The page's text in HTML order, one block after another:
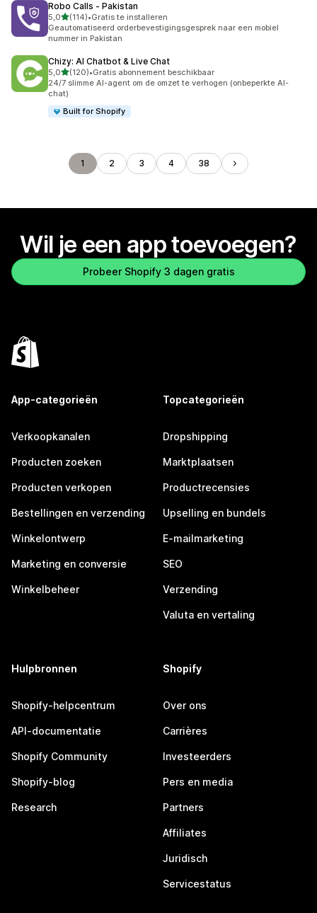
Robo Calls ‑ Pakistan
5,0van 5 sterren
(114)
114 recensies in totaal
•Gratis te installeren
Geautomatiseerd orderbevestigingsgesprek naar een mobiel
nummer in Pakistan
Chizy: AI Chatbot & Live Chat
5,0van 5 sterren
(120)
120 recensies in totaal
•Gratis abonnement beschikbaar
24/7 slimme AI-agent om de omzet te verhogen (onbeperkte AI-
chat)
Built for Shopify
1 2 3 4 38
Wil je een app toevoegen?
Probeer Shopify 3 dagen gratis
App-categorieën
Verkoopkanalen
Producten zoeken
Producten verkopen
Bestellingen en verzending
Winkelontwerp
Marketing en conversie
Winkelbeheer
Topcategorieën
Dropshipping
Marktplaatsen
Productrecensies
Upselling en bundels
E-mailmarketing
SEO
Verzending
Valuta en vertaling
Hulpbronnen
Shopify-helpcentrum
API-documentatie
Shopify Community
Shopify-blog
Research
Shopify
Over ons
Carrières
Investeerders
Pers en media
Partners
Affiliates
Juridisch
Servicestatus